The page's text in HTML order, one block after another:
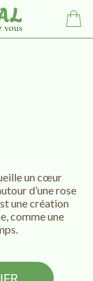
un cœur
d’une rose
une création
comme une